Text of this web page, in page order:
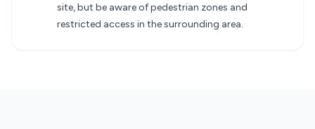
site, but be aware of pedestrian zones and
restricted access in the surrounding area.